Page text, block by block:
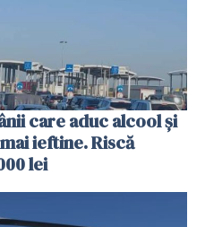
care aduc alcool și
ieftine. Riscă
lei